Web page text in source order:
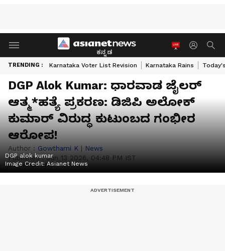
ಕನ್ನಡ
TRENDING : Karnataka Voter List Revision Karnataka Rains
DGP Alok Kumar: ಧಾರವಾಡ ಜೈಲರ್
ಆತ್ಮ*ಹತ್ಯೆ ಪ್ರಕರಣ: ಡಿಜಿಪಿ ಅಲೋಕ್
ಕುಮಾರ್ ವಿರುದ್ಧ ಕುಟುಂಬದ ಗಂಭೀರ
ಆರೋಪ!
Author : Gowthami K | News
Published :Jun 13 2026, 04:48 PM IST
DGP alok kumar
Image Credit:Asianet News